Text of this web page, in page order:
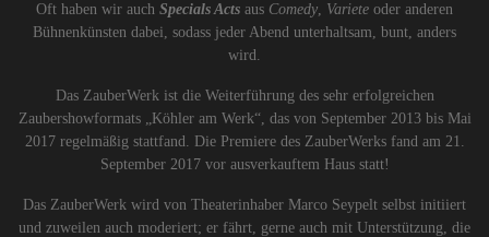
Oft haben wir auch Specials Acts aus Comedy, Variete oder anderen
Bühnenkünsten dabei, sodass jeder Abend unterhaltsam, bunt, anders
wird.
Das ZauberWerk ist die Weiterführung des sehr erfolgreichen
Zaubershowformats „Köhler am Werk“, das von September 2013 bis Mai
2017 regelmäßig stattfand. Die Premiere des ZauberWerks fand am 21.
September 2017 vor ausverkauftem Haus statt!
Das ZauberWerk wird von Theaterinhaber Marco Seypelt selbst initiiert
und zuweilen auch moderiert; er fährt, gerne auch mit Unterstützung, die